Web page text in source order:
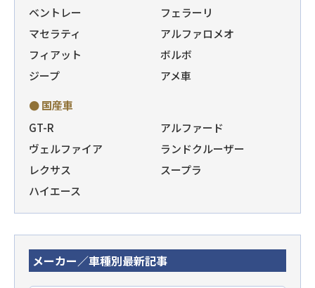
ベントレー
フェラーリ
マセラティ
アルファロメオ
フィアット
ボルボ
ジープ
アメ車
● 国産車
GT-R
アルファード
ヴェルファイア
ランドクルーザー
レクサス
スープラ
ハイエース
メーカー／車種別最新記事